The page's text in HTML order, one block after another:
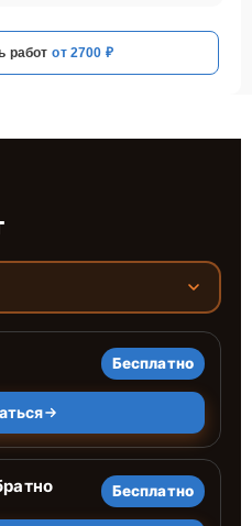
работ от 2700 ₽
Бесплатно
Бесплатно